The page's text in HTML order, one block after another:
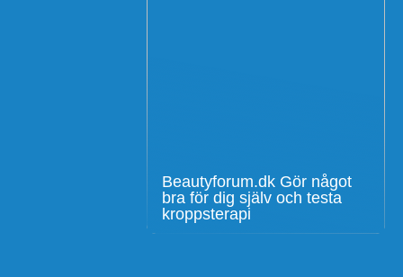
Beautyforum.dk Gör något
bra för dig själv och testa
kroppsterapi